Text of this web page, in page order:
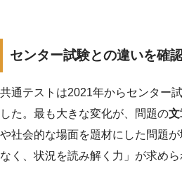
センター試験との違いを確
共通テストは2021年からセンター
した。最も大きな変化が、問題の文
や社会的な場面を題材にした問題
なく、状況を読み解く力」が求めら